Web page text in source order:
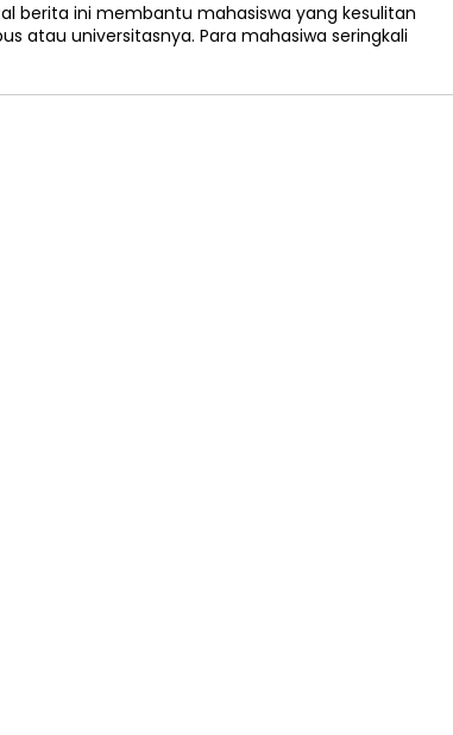
berita ini membantu mahasiswa yang kesulitan
atau universitasnya. Para mahasiwa seringkali